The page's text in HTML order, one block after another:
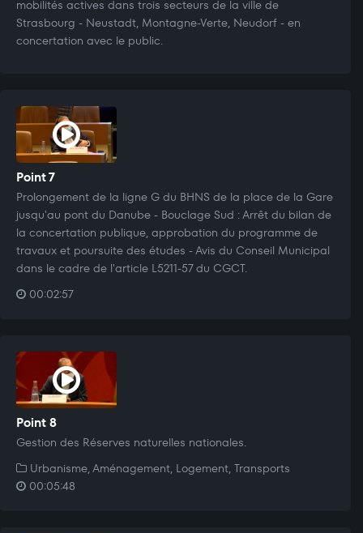
mobilités actives dans trois secteurs de la ville de
Strasbourg - Neustadt, Montagne-Verte, Neudorf - en
concertation avec le public.
Point 7
Prolongement de la ligne G du BHNS de la place de la Gare
jusqu'au pont du Danube - Bouclage Sud : Arrêt du bilan de
la concertation publique, approbation du programme de
travaux et poursuite des études - Avis du Conseil Municipal
dans le cadre de l'article L5211-57 du CGCT.
00:02:57
Point 8
Gestion des Réserves naturelles nationales.
Urbanisme, Aménagement, Logement, Transports
00:05:48